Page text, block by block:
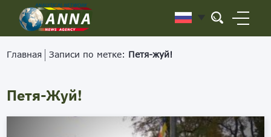
Главная Записи по метке: Петя-жуй!
Петя-Жуй!